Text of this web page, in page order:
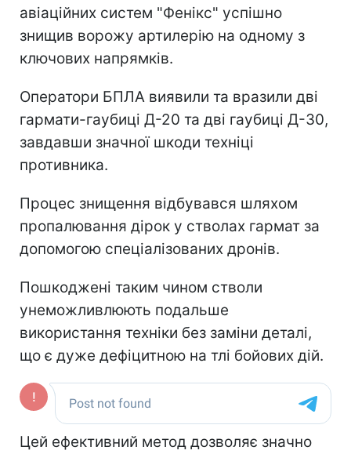
авіаційних систем "Фенікс" успішно
знищив ворожу артилерію на одному з
ключових напрямків.
Оператори БПЛА виявили та вразили дві
гармати-гаубиці Д-20 та дві гаубиці Д-30,
завдавши значної шкоди техніці
противника.
Процес знищення відбувався шляхом
пропалювання дірок у стволах гармат за
допомогою спеціалізованих дронів.
Пошкоджені таким чином стволи
унеможливлюють подальше
використання техніки без заміни деталі,
що є дуже дефіцитною на тлі бойових дій.
Цей ефективний метод дозволяє значно